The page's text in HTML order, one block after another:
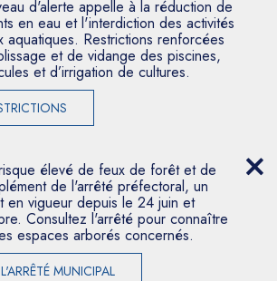
d'alerte appelle à la réduction de
en eau et l'interdiction des activités
aquatiques. Restrictions renforcées
et de vidange des piscines,
et d’irrigation de cultures.
élevé de feux de forêt et de
de l'arrêté préfectoral, un
en vigueur depuis le 24 juin et
Consultez l'arrêté pour connaître
espaces arborés concernés.
MUNICIPAL